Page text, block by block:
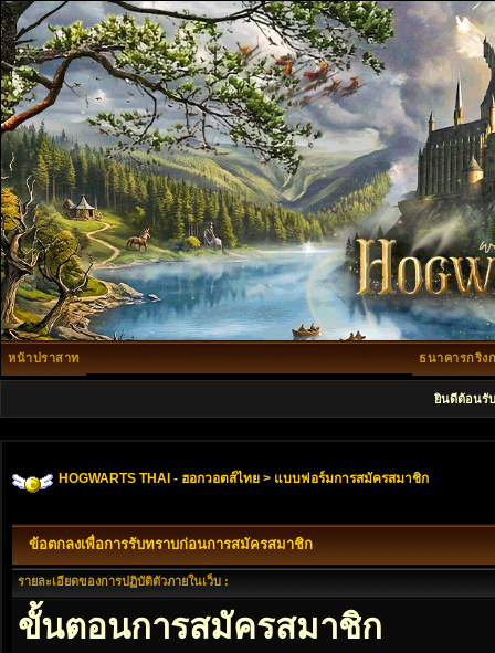
หน้าปราสาท ธนาคารกริง
ยินดีต้อนรับ
HOGWARTS THAI - ฮอกวอตส์ไทย > แบบฟอร์มการสมัครสมาชิก
ข้อตกลงเพื่อการรับทราบก่อนการสมัครสมาชิก
รายละเอียดของการปฏิบัติตัวภายในเว็บ :
ขั้นตอนการสมัครสมาชิก